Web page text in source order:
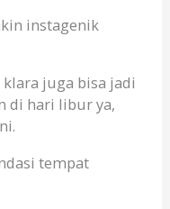
instagenik
juga bisa jadi
di hari libur ya,
tempat